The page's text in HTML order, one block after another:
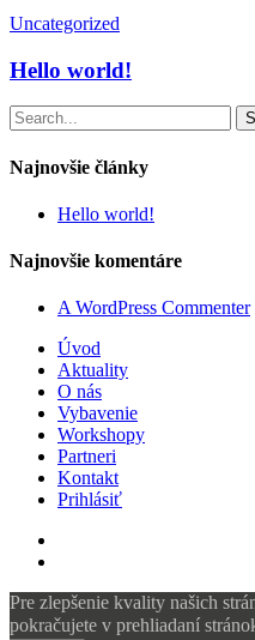
Uncategorized
Hello world!
Najnovšie články
Hello world!
Najnovšie komentáre
A WordPress Commenter
Úvod
Aktuality
O nás
Vybavenie
Workshopy
Partneri
Kontakt
Prihlásiť
Pre zlepšenie kvality našich
pokračujete v prehliadaní